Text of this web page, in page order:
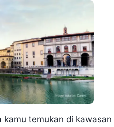
kamu temukan di kawasan